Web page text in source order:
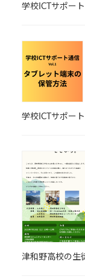
学校ICTサポー
学校ICTサポー
津和野高校の生